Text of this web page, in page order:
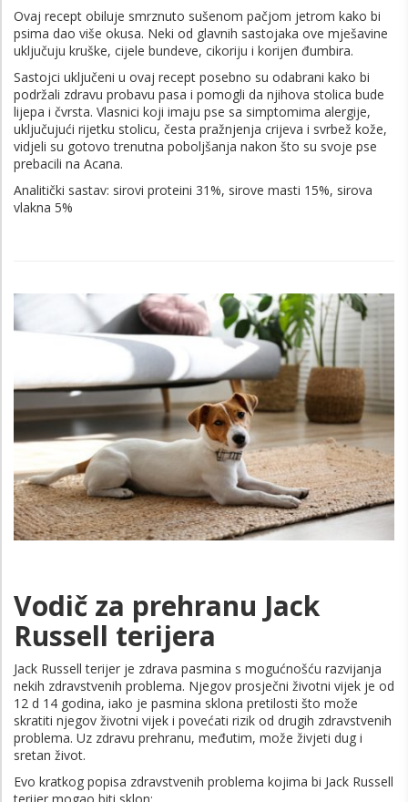
Ovaj recept obiluje smrznuto sušenom pačjom jetrom kako bi
psima dao više okusa. Neki od glavnih sastojaka ove mješavine
uključuju kruške, cijele bundeve, cikoriju i korijen đumbira.
Sastojci uključeni u ovaj recept posebno su odabrani kako bi
podržali zdravu probavu pasa i pomogli da njihova stolica bude
lijepa i čvrsta. Vlasnici koji imaju pse sa simptomima alergije,
uključujući rijetku stolicu, česta pražnjenja crijeva i svrbež kože,
vidjeli su gotovo trenutna poboljšanja nakon što su svoje pse
prebacili na Acana.
Analitički sastav: sirovi proteini 31%, sirove masti 15%, sirova
vlakna 5%
Vodič za prehranu Jack
Russell terijera
Jack Russell terijer je zdrava pasmina s mogućnošću razvijanja
nekih zdravstvenih problema. Njegov prosječni životni vijek je od
12 d 14 godina, iako je pasmina sklona pretilosti što može
skratiti njegov životni vijek i povećati rizik od drugih zdravstvenih
problema. Uz zdravu prehranu, međutim, može živjeti dug i
sretan život.
Evo kratkog popisa zdravstvenih problema kojima bi Jack Russell